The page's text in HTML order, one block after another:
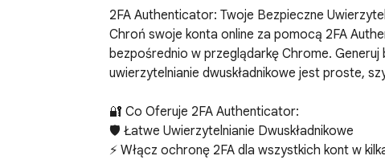
2FA Authenticator: Twoje Bezpieczne
Chroń swoje konta online za pomocą 2FA
bezpośrednio w przeglądarkę Chrome.
uwierzytelnianie dwuskładnikowe jest proste,
🔐 Co Oferuje 2FA Authenticator:
🛡️ Łatwe Uwierzytelnianie Dwuskładnikowe
⚡ Włącz ochronę 2FA dla wszystkich kont w